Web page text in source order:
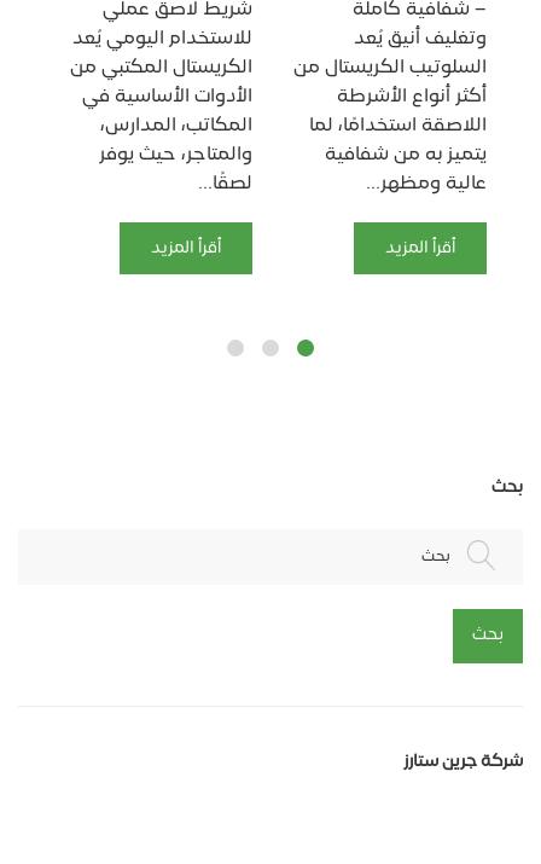
– شفافية كاملة
وتغليف أنيق يُعد
السلوتيب الكريستال من
أكثر أنواع الأشرطة
اللاصقة استخدامًا، لما
يتميز به من شفافية
عالية ومظهر...
أقرأ المزيد
شريط لاصق عملي
للاستخدام اليومي يُعد
الكريستال المكتبي من
الأدوات الأساسية في
المكاتب، المدارس،
والمتاجر، حيث يوفر
لصقًا...
أقرأ المزيد
بحث
بحث
بحث
شركة جرين ستارز